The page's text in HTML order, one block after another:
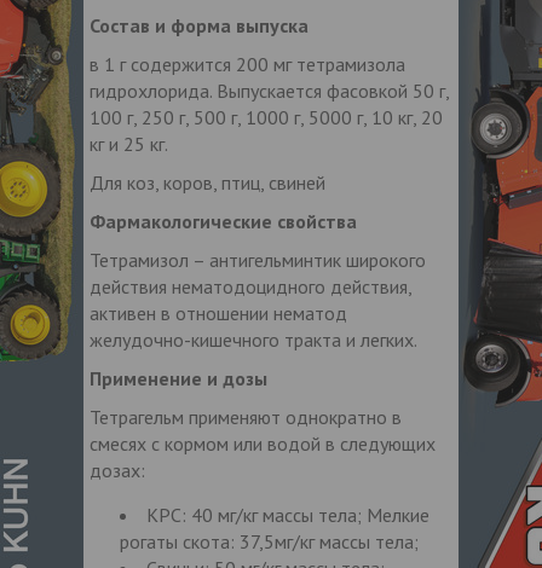
Состав и форма выпуска
в 1 г содержится 200 мг тетрамизола
гидрохлорида. Выпускается фасовкой 50 г,
100 г, 250 г, 500 г, 1000 г, 5000 г, 10 кг, 20
кг и 25 кг.
Для коз, коров, птиц, свиней
Фармакологические свойства
Тетрамизол – антигельминтик широкого
действия нематодоцидного действия,
активен в отношении нематод
желудочно-кишечного тракта и легких.
Применение и дозы
Тетрагельм применяют однократно в
смесях с кормом или водой в следующих
дозах:
КРС: 40 мг/кг массы тела; Мелкие
рогаты скота: 37,5мг/кг массы тела;